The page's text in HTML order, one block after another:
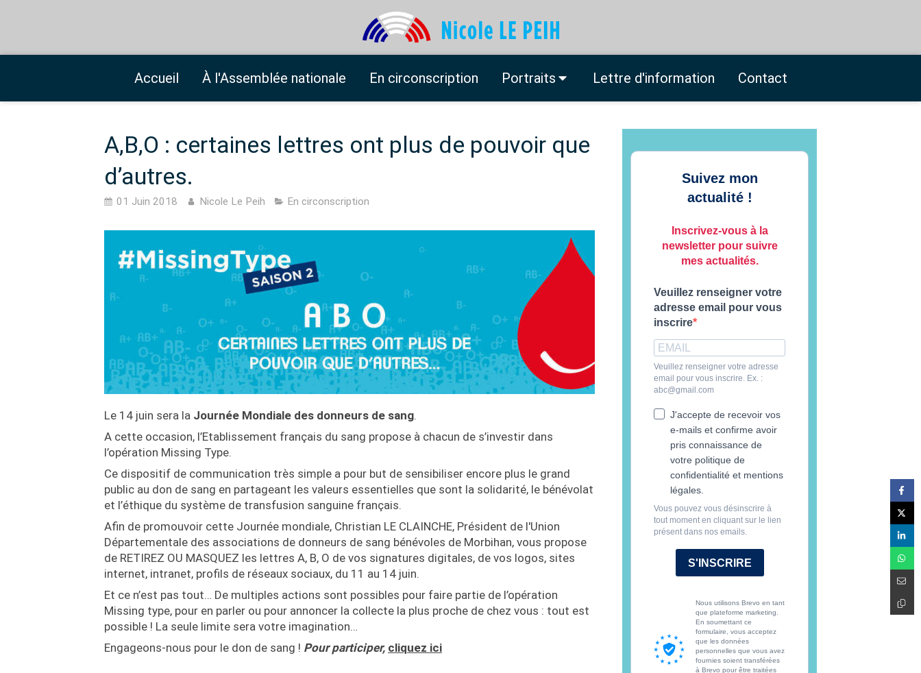
Accueil À l'Assemblée nationale En circonscription Portraits Lettre d'information Contact
A,B,O : certaines lettres ont plus de pouvoir que
d’autres.
01 Juin 2018 Nicole Le Peih En circonscription
Le 14 juin sera la Journée Mondiale des donneurs de sang.
A cette occasion, l’Etablissement français du sang propose à chacun de s’investir dans
l’opération Missing Type.
Ce dispositif de communication très simple a pour but de sensibiliser encore plus le grand
public au don de sang en partageant les valeurs essentielles que sont la solidarité, le bénévolat
et l’éthique du système de transfusion sanguine français.
Afin de promouvoir cette Journée mondiale, Christian LE CLAINCHE, Président de l'Union
Départementale des associations de donneurs de sang bénévoles de Morbihan, vous propose
de RETIREZ OU MASQUEZ les lettres A, B, O de vos signatures digitales, de vos logos, sites
internet, intranet, profils de réseaux sociaux, du 11 au 14 juin.
Et ce n’est pas tout… De multiples actions sont possibles pour faire partie de l’opération
Missing type, pour en parler ou pour annoncer la collecte la plus proche de chez vous : tout est
possible ! La seule limite sera votre imagination…
Engageons-nous pour le don de sang ! Pour participer, cliquez ici
Suivez mon
actualité !
Inscrivez-vous à la
newsletter pour suivre
mes actualités.
Veuillez renseigner votre
adresse email pour vous
inscrire
Veuillez renseigner votre adresse
email pour vous inscrire. Ex. :
abc@gmail.com
J'accepte de recevoir vos
e-mails et confirme avoir
pris connaissance de
votre politique de
confidentialité et mentions
légales.
Vous pouvez vous désinscrire à
tout moment en cliquant sur le lien
présent dans nos emails.
S'INSCRIRE
Nous utilisons Brevo en tant
que plateforme marketing.
En soumettant ce
formulaire, vous acceptez
que les données
personnelles que vous avez
fournies soient transférées
à Brevo pour être traitées